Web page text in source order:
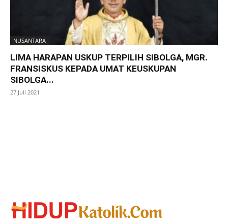
NUSANTARA
LIMA HARAPAN USKUP TERPILIH SIBOLGA, MGR.
FRANSISKUS KEPADA UMAT KEUSKUPAN
SIBOLGA...
27 Juli 2021